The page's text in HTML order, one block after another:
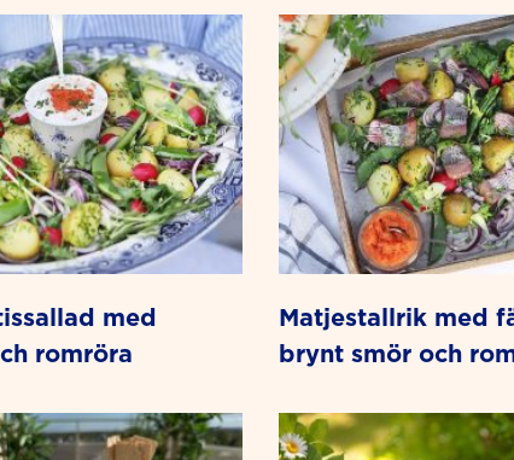
romröra
matjestallrik med färskpotatis,
brynt smör och